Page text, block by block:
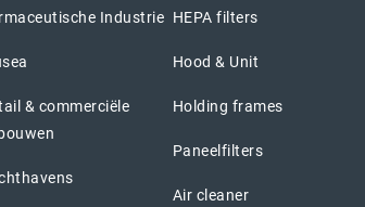
Industrie
& commerciële
HEPA filters
Hood & Unit
Holding frames
Paneelfilters
Air cleaner